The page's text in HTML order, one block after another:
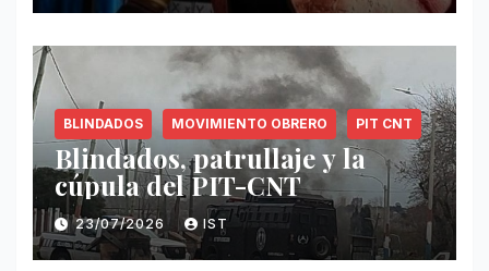
BLINDADOS MOVIMIENTO OBRERO PIT CNT
Blindados, patrullaje y la
cúpula del PIT-CNT
23/07/2026 IST